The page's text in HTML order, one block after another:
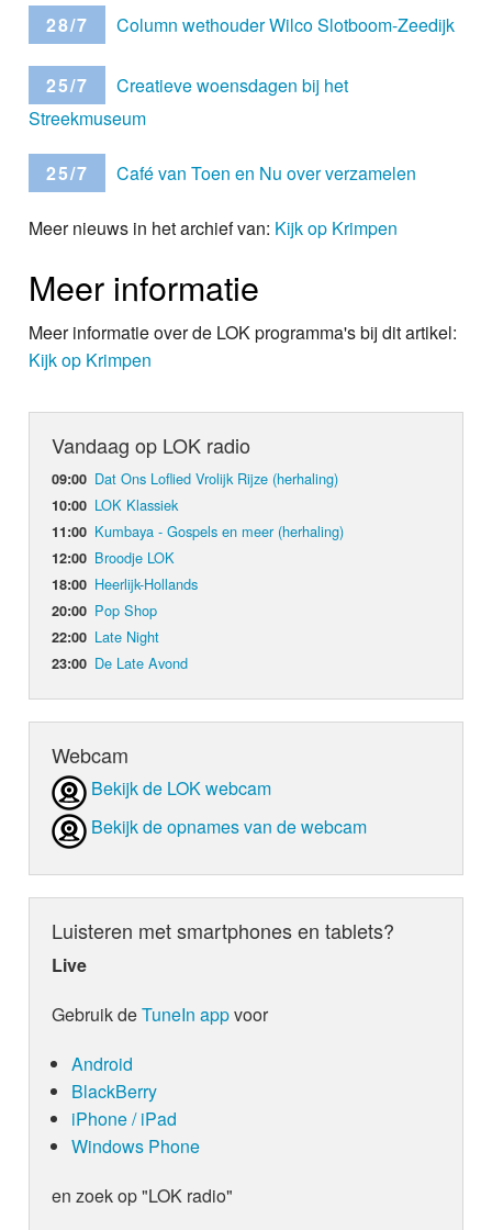
28/7 Column wethouder Wilco Slotboom-Zeedijk
25/7
Creatieve woensdagen bij het
Streekmuseum
25/7 Café van Toen en Nu over verzamelen
Meer nieuws in het archief van: Kijk op Krimpen
Meer informatie
Meer informatie over de LOK programma's bij dit artikel:
Kijk op Krimpen
Vandaag op LOK radio
09:00 Dat Ons Loflied Vrolijk Rijze (herhaling)
10:00 LOK Klassiek
11:00 Kumbaya - Gospels en meer (herhaling)
12:00 Broodje LOK
18:00 Heerlijk-Hollands
20:00 Pop Shop
22:00 Late Night
23:00 De Late Avond
Webcam
Bekijk de LOK webcam
Bekijk de opnames van de webcam
Luisteren met smartphones en tablets?
Live
Gebruik deTuneIn appvoor
Android
BlackBerry
iPhone / iPad
Windows Phone
en zoek op "LOK radio"